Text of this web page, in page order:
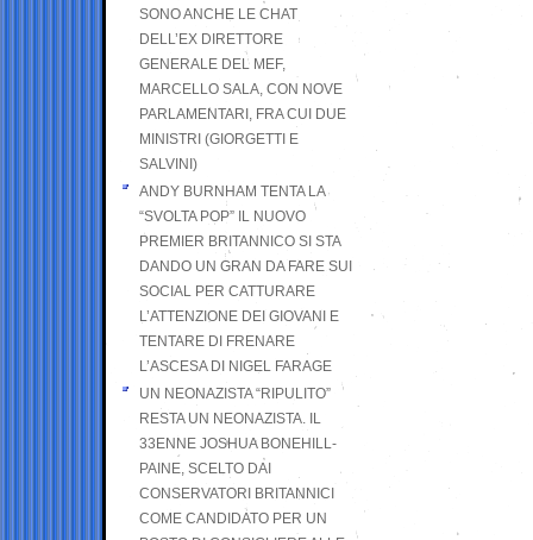
SONO ANCHE LE CHAT
DELL’EX DIRETTORE
GENERALE DEL MEF,
MARCELLO SALA, CON NOVE
PARLAMENTARI, FRA CUI DUE
MINISTRI (GIORGETTI E
SALVINI)
ANDY BURNHAM TENTA LA
“SVOLTA POP” IL NUOVO
PREMIER BRITANNICO SI STA
DANDO UN GRAN DA FARE SUI
SOCIAL PER CATTURARE
L’ATTENZIONE DEI GIOVANI E
TENTARE DI FRENARE
L’ASCESA DI NIGEL FARAGE
UN NEONAZISTA “RIPULITO”
RESTA UN NEONAZISTA. IL
33ENNE JOSHUA BONEHILL-
PAINE, SCELTO DAI
CONSERVATORI BRITANNICI
COME CANDIDATO PER UN